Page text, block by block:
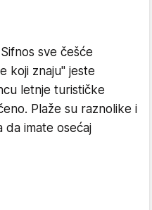
sve češće
koji znaju" jeste
letnje turističke
Plaže su raznolike i
da imate osećaj